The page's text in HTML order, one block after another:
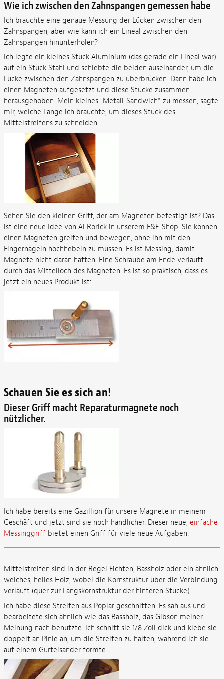
Wie ich zwischen den Zahnspangen gemessen habe
Ich brauchte eine genaue Messung der Lücken zwischen den
Zahnspangen, aber wie kann ich ein Lineal zwischen den
Zahnspangen hinunterholen?
Ich legte ein kleines Stück Aluminium (das gerade ein Lineal war)
auf ein Stück Stahl und schiebte die beiden auseinander, um die
Lücke zwischen den Zahnspangen zu überbrücken. Dann habe ich
einen Magneten aufgesetzt und diese Stücke zusammen
herausgehoben. Mein kleines „Metall-Sandwich“ zu messen, sagte
mir, welche Länge ich brauchte, um dieses Stück des
Mittelstreifens zu schneiden.
Sehen Sie den kleinen Griff, der am Magneten befestigt ist? Das
ist eine neue Idee von Al Rorick in unserem F&E-Shop. Sie können
einen Magneten greifen und bewegen, ohne ihn mit den
Fingernägeln hochhebeln zu müssen. Es ist Messing, damit
Magnete nicht daran haften. Eine Schraube am Ende verläuft
durch das Mittelloch des Magneten. Es ist so praktisch, dass es
jetzt ein neues Produkt ist:
Schauen Sie es sich an!
Dieser Griff macht Reparaturmagnete noch
nützlicher.
Ich habe bereits eine Gazillion für unsere Magnete in meinem
Geschäft und jetzt sind sie noch handlicher. Dieser neue, einfache
Messinggriffbietet einen Griff für viele neue Aufgaben.
Mittelstreifen sind in der Regel Fichten, Bassholz oder ein ähnlich
weiches, helles Holz, wobei die Kornstruktur über die Verbindung
verläuft (quer zur Längskornstruktur der hinteren Stücke).
Ich habe diese Streifen aus Poplar geschnitten. Es sah aus und
bearbeitete sich ähnlich wie das Bassholz, das Gibson meiner
Meinung nach benutzte. Ich schnitt sie 1/8 Zoll dick und klebe sie
doppelt an Pinie an, um die Streifen zu halten, während ich sie
auf einem Gürtelsander formte.